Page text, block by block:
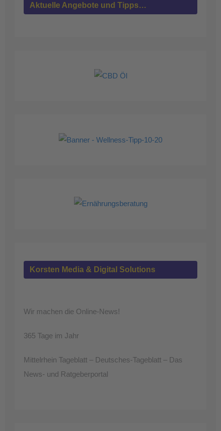
Aktuelle Angebote und Tipps…
Korsten Media & Digital Solutions
Wir machen die Online-News!
365 Tage im Jahr
Mittelrhein Tageblatt – Deutsches-Tageblatt – Das
News- und Ratgeberportal